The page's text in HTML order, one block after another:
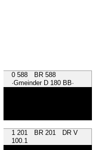
0 588 BR 588
·Gmeinder D 180 BB·
1 201 BR 201 DR V
100.1